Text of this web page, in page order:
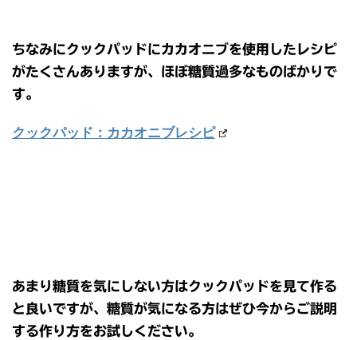
ちなみにクックパッドにカカオニブを使用したレシピ
がたくさんありますが、ほぼ糖質過多なものばかりで
す。
クックパッド：カカオニブレシピ
あまり糖質を気にしない方はクックパッドを見て作る
と良いですが、糖質が気になる方はぜひ今からご説明
する作り方をお試しください。